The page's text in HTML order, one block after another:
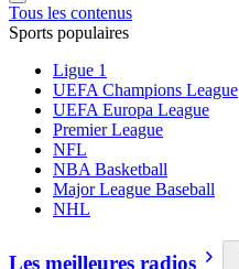
Tous les contenus
Sports populaires
Ligue 1
UEFA Champions League
UEFA Europa League
Premier League
NFL
NBA Basketball
Major League Baseball
NHL
Les meilleures radios